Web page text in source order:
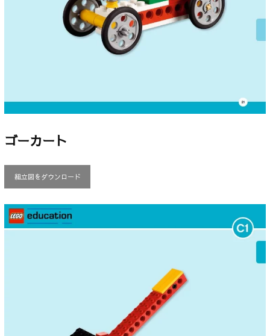
ゴーカート
組立図をダウンロード